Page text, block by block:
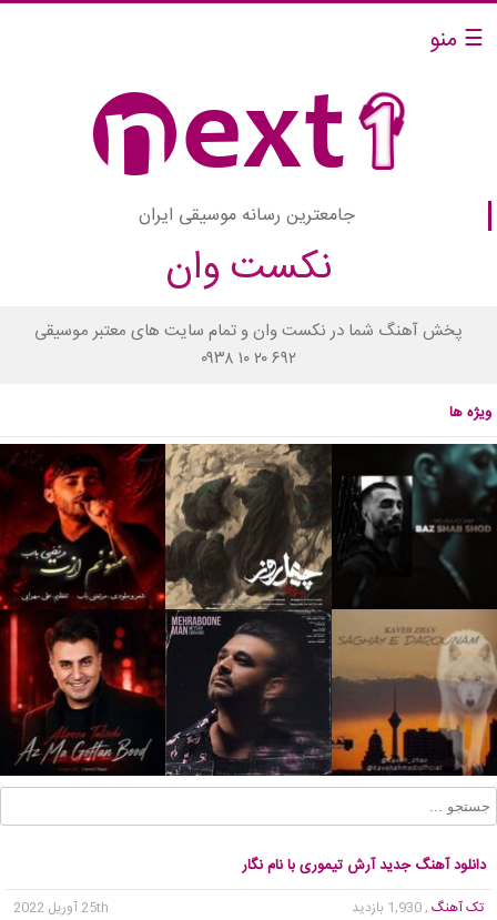
☰ منو
جامعترین رسانه موسیقی ایران
نکست وان
پخش آهنگ شما در نکست وان و تمام سایت های معتبر موسیقی
۰۹۳۸ ۱۰ ۲۰ ۶۹۲
ویژه ها
دانلود آهنگ جدید آرش تیموری با نام نگار
تک آهنگ , 1,930 بازدید
25th آوریل 2022